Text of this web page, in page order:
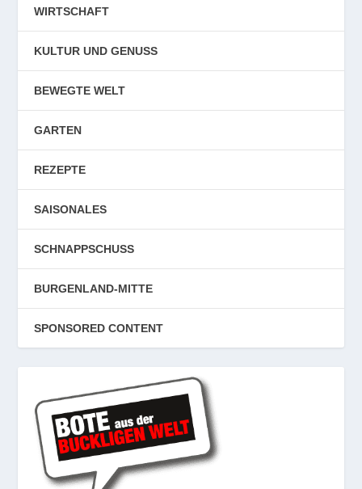
WIRTSCHAFT
KULTUR UND GENUSS
BEWEGTE WELT
GARTEN
REZEPTE
SAISONALES
SCHNAPPSCHUSS
BURGENLAND-MITTE
SPONSORED CONTENT